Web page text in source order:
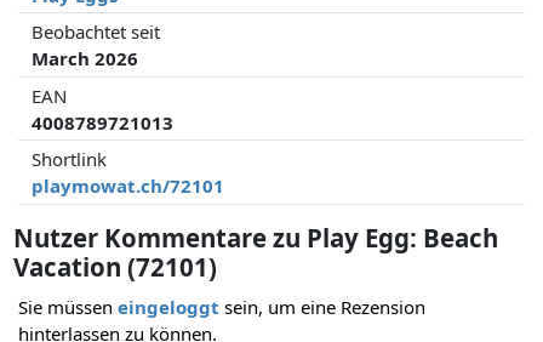
Beobachtet seit
March 2026
EAN
4008789721013
Shortlink
playmowat.ch/72101
Nutzer Kommentare zu Play Egg: Beach
Vacation (72101)
Sie müssen eingeloggt sein, um eine Rezension
hinterlassen zu können.